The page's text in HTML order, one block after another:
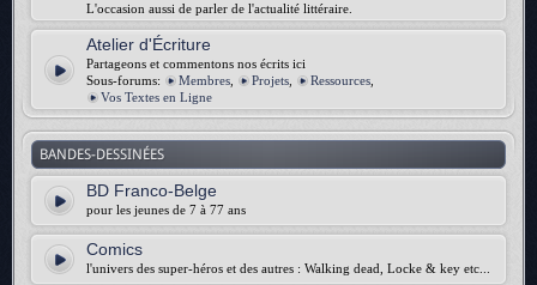
L'occasion aussi de parler de l'actualité littéraire.
Atelier d'Écriture
Partageons et commentons nos écrits ici
Sous-forums:
Membres Projets Ressources
Vos Textes en Ligne
BANDES-DESSINÉES
BD Franco-Belge
pour les jeunes de 7 à 77 ans
Comics
l'univers des super-héros et des autres : Walking dead, Locke & key etc...